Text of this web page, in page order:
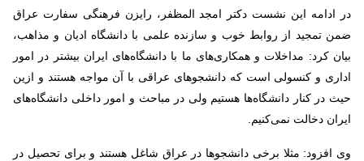
در ادامه این نشست دکتر امجد المظفر، رایزن فرهنگی سفارت عراق
ضمن تمجید از روابط خوب و سازنده علمی با دانشگاه ادیان و مذاهب،
بیان کرد: مداخلات و همکاری‌های ما با دانشگاه‌های ایران بیشتر در امور
اداری و کنسولی است که دانشجوهای عراقی با آن مواجه هستند و ازین
حیث در کنار دانشگاه‌ها هستیم ولی در مباحث و امور داخلی دانشگاه‌های
ایران دخالت نمی‌کنیم.
وی افزود: مثلا برخی دانشجوها در عراق شاغل هستند و برای تحصیل در